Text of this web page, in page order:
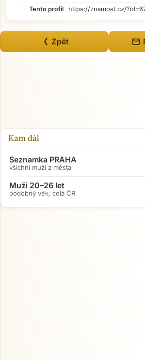
Přejít na
Tento profil
https://znamost.cz/
《 Zpět mail
Kam dál
Seznamka PRAHA
všichni muži z města
Muži 20–26 let
podobný věk, celá ČR